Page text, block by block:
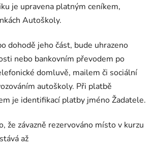
je upravena platným ceníkem,
Autoškoly.
dohodě jeho část, bude uhrazeno
nebo bankovním převodem po
domluvě, mailem či sociální
autoškoly. Při platbě
je identifikací platby jméno Žadatele.
že závazně rezervováno místo v kurzu
až